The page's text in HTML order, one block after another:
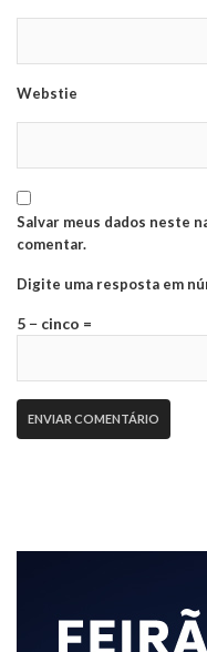
Webstie
Salvar meus dados neste
comentar.
Digite uma resposta em
5 − cinco =